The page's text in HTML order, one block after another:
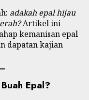
adakah epal hijau
Artikel ini
kemanisan epal
dapatan kajian
Epal?